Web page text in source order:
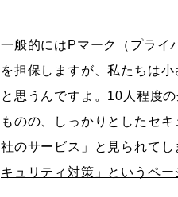
一般的にはPマーク（プライ
を担保しますが、私たちは
と思うんですよ。10人程度
ものの、しっかりとしたセ
社のサービス」と見られて
キュリティ対策」というペー